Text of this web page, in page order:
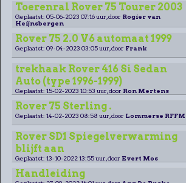
Toerenral Rover 75 Tourer 2003
Geplaatst: 05-06-2023 07:16 uur, door Rogier van
Heijnsbergen
Rover 75 2.0 V6 automaat 1999
Geplaatst: 09-04-2023 03:05 uur, door Frank
trekhaak Rover 416 Si Sedan
Auto (type 1996-1999)
Geplaatst: 15-02-2023 10:53 uur, door Ron Mertens
Rover 75 Sterling .
Geplaatst: 14-02-2023 08:58 uur, door Lommerse RFFM
Rover SD1 Spiegelverwarming
blijft aan
Geplaatst: 13-10-2022 13:55 uur, door Evert Mos
Handleiding